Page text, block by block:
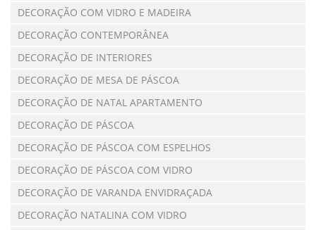
DECORAÇÃO COM VIDRO E MADEIRA
DECORAÇÃO CONTEMPORÂNEA
DECORAÇÃO DE INTERIORES
DECORAÇÃO DE MESA DE PÁSCOA
DECORAÇÃO DE NATAL APARTAMENTO
DECORAÇÃO DE PÁSCOA
DECORAÇÃO DE PÁSCOA COM ESPELHOS
DECORAÇÃO DE PÁSCOA COM VIDRO
DECORAÇÃO DE VARANDA ENVIDRAÇADA
DECORAÇÃO NATALINA COM VIDRO